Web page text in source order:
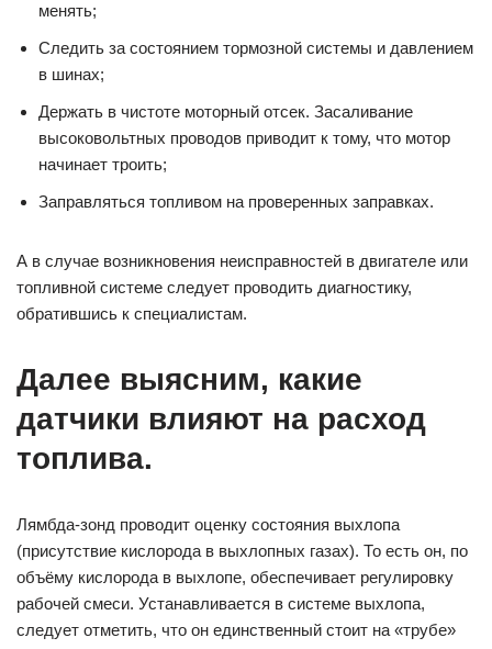
менять;
Следить за состоянием тормозной системы и давлением
в шинах;
Держать в чистоте моторный отсек. Засаливание
высоковольтных проводов приводит к тому, что мотор
начинает троить;
Заправляться топливом на проверенных заправках.
А в случае возникновения неисправностей в двигателе или
топливной системе следует проводить диагностику,
обратившись к специалистам.
Далее выясним, какие
датчики влияют на расход
топлива.
Лямбда-зонд проводит оценку состояния выхлопа
(присутствие кислорода в выхлопных газах). То есть он, по
объёму кислорода в выхлопе, обеспечивает регулировку
рабочей смеси. Устанавливается в системе выхлопа,
следует отметить, что он единственный стоит на «трубе»